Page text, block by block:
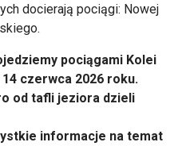
docierają pociągi: Nowej
pociągami Kolei
czerwca 2026 roku.
od tafli jeziora dzieli
informacje na temat